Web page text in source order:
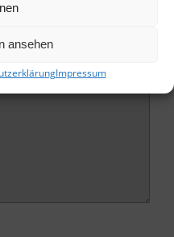
ansehen
Impressum
markiert